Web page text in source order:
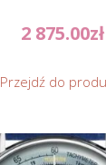
2 875.00zł
Przejdź do